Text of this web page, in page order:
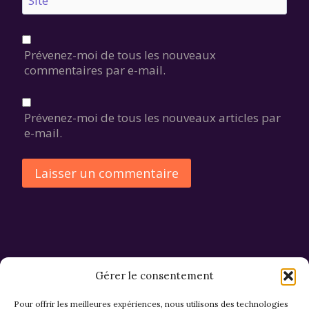
Gérer le consentement
Pour offrir les meilleures expériences, nous utilisons des technologies
Prévenez-moi de tous les nouveaux
commentaires par e-mail.
Prévenez-moi de tous les nouveaux articles par
e-mail.